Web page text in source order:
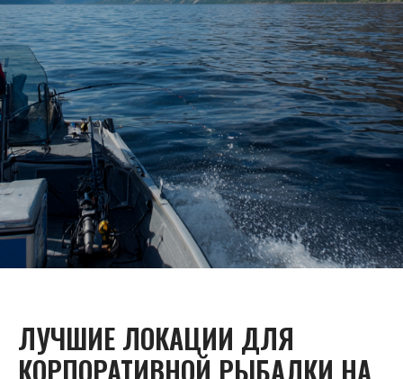
ЛУЧШИЕ ЛОКАЦИИ ДЛЯ
КОРПОРАТИВНОЙ РЫБАЛКИ НА